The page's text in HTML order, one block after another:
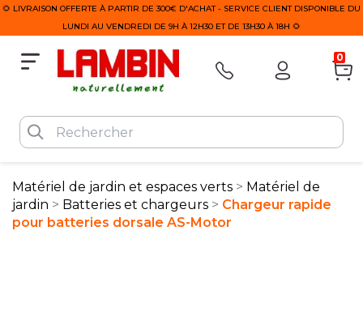
🌻 LIVRAISON OFFERTE À PARTIR DE 300€ D'ACHAT - SERVICE CLIENT DISPONIBLE DU
LUNDI AU VENDREDI DE 9H À 12H30 ET DE 13H30 À 18H 🌻
0
Matériel de jardin et espaces verts
Matériel de
jardin
Batteries et chargeurs
Chargeur rapide
pour batteries dorsale AS-Motor